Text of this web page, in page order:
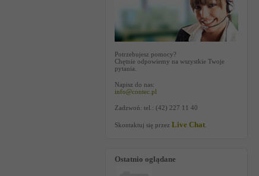
Potrzebujesz pomocy?
Chętnie odpowiemy na wszystkie Twoje
pytania.
Napisz do nas:
info@contec.pl
Zadzwoń: tel.: (42) 227 11 40
Skontaktuj się przez Live Chat
Ostatnio oglądane